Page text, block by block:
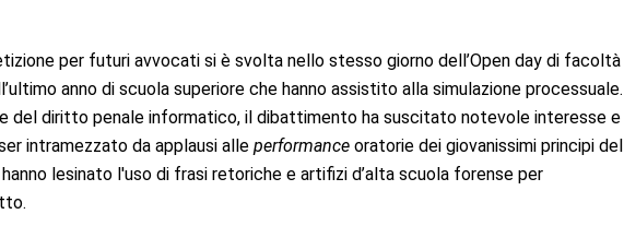
per futuri avvocati si è svolta nello stesso giorno dell’Open day di facoltà
anno di scuola superiore che hanno assistito alla simulazione processuale.
del diritto penale informatico, il dibattimento ha suscitato notevole interesse e
intramezzato da applausi alle performance oratorie dei giovanissimi principi del
lesinato l'uso di frasi retoriche e artifizi d’alta scuola forense per